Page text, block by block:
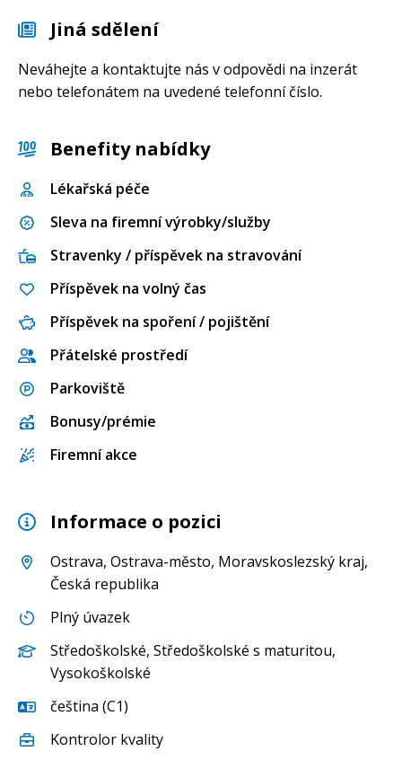
Jiná sdělení
Neváhejte a kontaktujte nás v odpovědi na inzerát
nebo telefonátem na uvedené telefonní číslo.
Benefity nabídky
Lékařská péče
Sleva na firemní výrobky/služby
Stravenky / příspěvek na stravování
Příspěvek na volný čas
Příspěvek na spoření / pojištění
Přátelské prostředí
Parkoviště
Bonusy/prémie
Firemní akce
Informace o pozici
Ostrava, Ostrava-město, Moravskoslezský kraj,
Česká republika
Plný úvazek
Středoškolské, Středoškolské s maturitou,
Vysokoškolské
čeština (C1)
Kontrolor kvality